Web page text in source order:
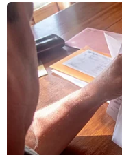
Tuy không phải là
nhưng đây chính là
tên với diện tích